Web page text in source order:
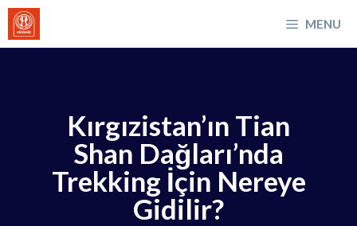
İçeriğe
atla
MENU
Kırgızistan’ın Tian
Shan Dağları’nda
Trekking İçin Nereye
Gidilir?